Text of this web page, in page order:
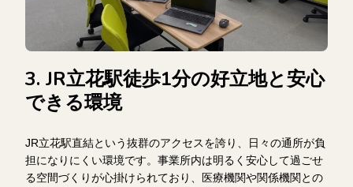
3. JR立花駅徒歩1分の好立地と安心
できる環境
JR立花駅直結という抜群のアクセスを誇り、日々の通所が負
担になりにくい環境です。事業所内は明るく安心して過ごせ
る空間づくりが心掛けられており、医療機関や関係機関との